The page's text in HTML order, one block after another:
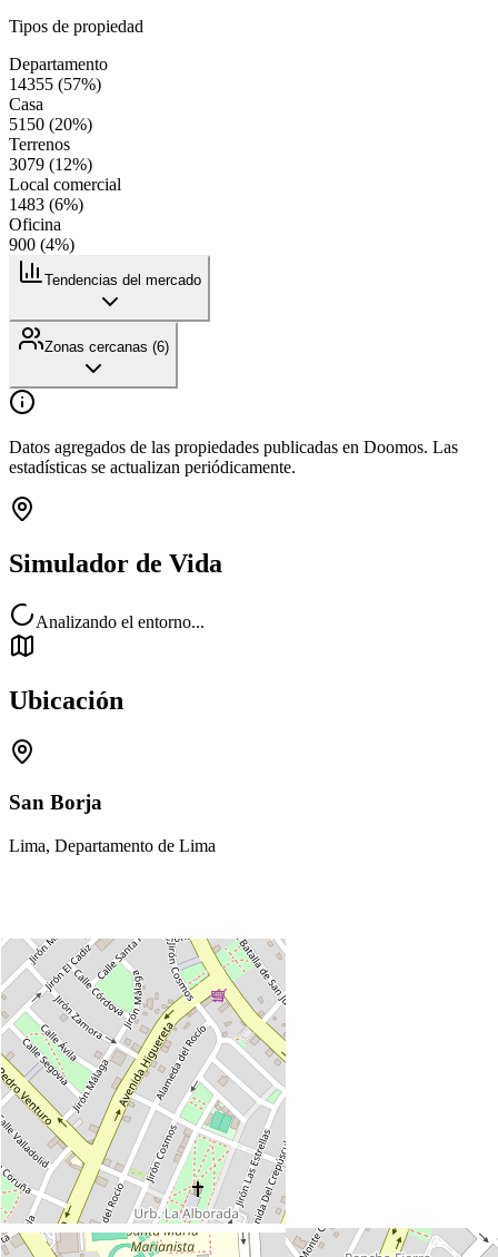
Tipos de propiedad
Departamento
14355 (57%)
Casa
5150 (20%)
Terrenos
3079 (12%)
Local comercial
1483 (6%)
Oficina
900 (4%)
Tendencias del mercado
Zonas cercanas (6)
Datos agregados de las propiedades publicadas en Doomos. Las
estadísticas se actualizan periódicamente.
Simulador de Vida
Analizando el entorno...
Ubicación
San Borja
Lima, Departamento de Lima